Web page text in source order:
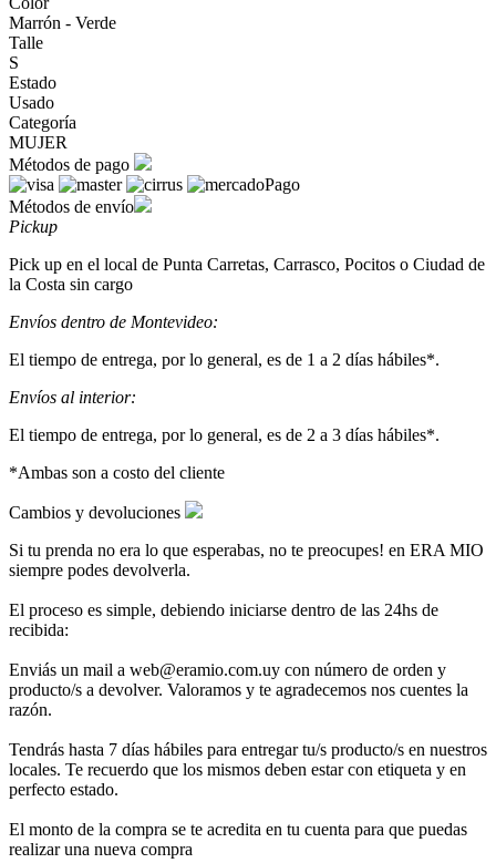
Marrón - Verde
Talle
S
Estado
Usado
Categoría
MUJER
Métodos de pago
Métodos de envío
Pickup
Pick up en el local de Punta Carretas, Carrasco, Pocitos o Ciudad de
la Costa sin cargo
Envíos dentro de Montevideo:
El tiempo de entrega, por lo general, es de 1 a 2 días hábiles*.
Envíos al interior:
El tiempo de entrega, por lo general, es de 2 a 3 días hábiles*.
*Ambas son a costo del cliente
Cambios y devoluciones
Si tu prenda no era lo que esperabas, no te preocupes! en ERA MIO
siempre podes devolverla.
El proceso es simple, debiendo iniciarse dentro de las 24hs de
recibida:
Enviás un mail a web@eramio.com.uy con número de orden y
producto/s a devolver. Valoramos y te agradecemos nos cuentes la
razón.
Tendrás hasta 7 días hábiles para entregar tu/s producto/s en nuestros
locales. Te recuerdo que los mismos deben estar con etiqueta y en
perfecto estado.
El monto de la compra se te acredita en tu cuenta para que puedas
realizar una nueva compra